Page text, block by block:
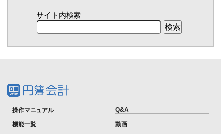
サイト内検索
操作マニュアル Q&A
機能一覧
動画